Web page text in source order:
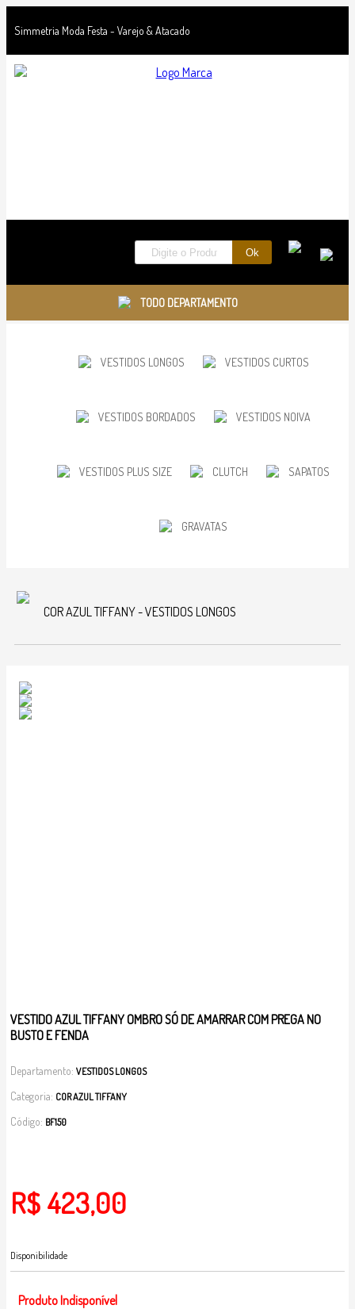
Simmetria Moda Festa - Varejo & Atacado
TODO DEPARTAMENTO
VESTIDOS LONGOS VESTIDOS CURTOS
VESTIDOS BORDADOS VESTIDOS NOIVA
VESTIDOS PLUS SIZE CLUTCH SAPATOS
GRAVATAS
COR AZUL TIFFANY - VESTIDOS LONGOS
VESTIDO AZUL TIFFANY OMBRO SÓ DE AMARRAR COM PREGA NO
BUSTO E FENDA
Departamento: VESTIDOS LONGOS
Categoria: COR AZUL TIFFANY
Código: BF150
R$ 423,00
Disponibilidade
Produto Indisponível